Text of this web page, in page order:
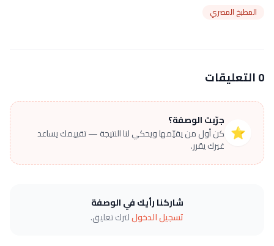
المطبخ المصري
0 التعليقات
⭐
جرّبت الوصفة؟
كن أول من يقيّمها ويحكي لنا النتيجة — تقييمك يساعد
غيرك يقرر.
شاركنا رأيك في الوصفة
تسجيل الدخوللترك تعليق.